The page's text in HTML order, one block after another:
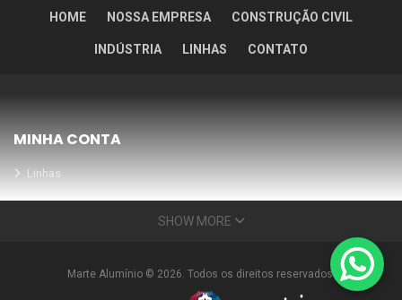
HOME NOSSA EMPRESA CONSTRUÇÃO CIVIL
INDÚSTRIA LINHAS CONTATO
MINHA CONTA
Linhas
Meus Orçamentos
Condições Especiais
SHOW MORE
Marte Alumínio © 2026. Todos os direitos reservados.